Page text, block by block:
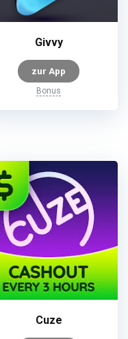
Givvy
zur App
Bonus
Cuze